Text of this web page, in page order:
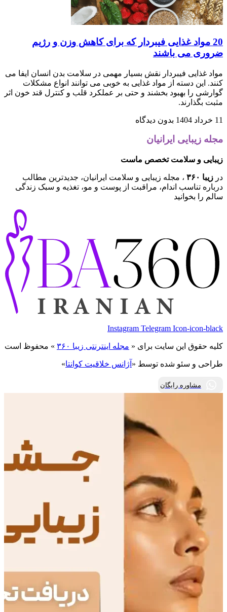
20 مواد غذایی فیبردار که برای کاهش وزن و رژیم
ضروری می باشند
مواد غذایی فیبردار نقش بسیار مهمی در سلامت بدن انسان ایفا می
کنند. این دسته از مواد غذایی به خوبی می توانند انواع مشکلات
گوارشی را بهبود بخشند و حتی بر عملکرد قلب و کنترل قند خون اثر
مثبت بگذارند.
11 خرداد 1404 بدون دیدگاه
مجله زیبایی ایرانیان
زیبایی و سلامت تخصص ماست
در زیبا ۳۶۰
، مجله زیبایی و سلامت ایرانیان، جدیدترین مطالب
درباره تناسب اندام، مراقبت از پوست و مو، تغذیه و سبک زندگی
سالم را بخوانید
Instagram Telegram Icon-icon-black
کلیه حقوق این سایت برای « مجله اینترنتی زیبا ۳۶۰ » محفوظ است
طراحی و سئو شده توسط « آژانس خلاقیت کوانتا»
مشاوره رایگان